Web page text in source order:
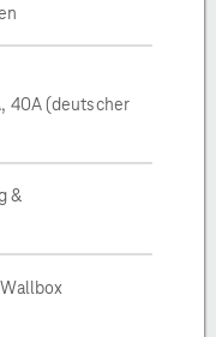
40A (deutscher
&